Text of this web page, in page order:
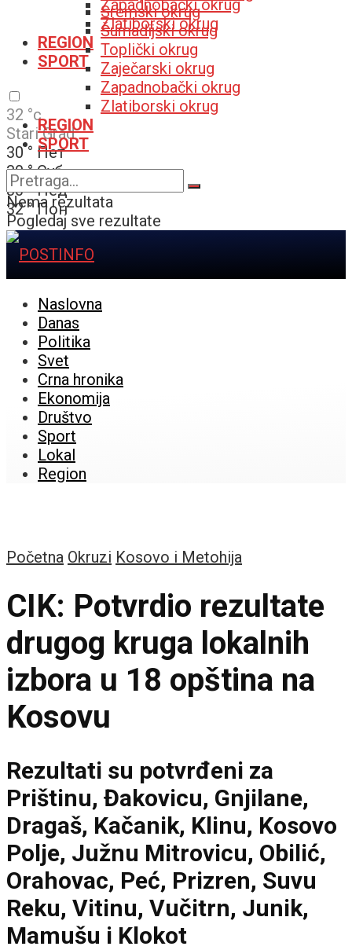
Zapadnobački okrug
Zlatiborski okrug
REGION
SPORT
32 °c
Stari Grad
30 ° Пет
30 ° Суб
30 ° Нед
32 ° Пон
Sremski okrug
Šumadijski okrug
Toplički okrug
Zaječarski okrug
Zapadnobački okrug
Zlatiborski okrug
REGION
SPORT
Nema rezultata
Pogledaj sve rezultate
Naslovna
Danas
Politika
Svet
Crna hronika
Ekonomija
Društvo
Sport
Lokal
Region
Početna Okruzi Kosovo i Metohija
CIK: Potvrdio rezultate
drugog kruga lokalnih
izbora u 18 opština na
Kosovu
Rezultati su potvrđeni za
Prištinu, Đakovicu, Gnjilane,
Dragaš, Kačanik, Klinu, Kosovo
Polje, Južnu Mitrovicu, Obilić,
Orahovac, Peć, Prizren, Suvu
Reku, Vitinu, Vučitrn, Junik,
Mamušu i Klokot